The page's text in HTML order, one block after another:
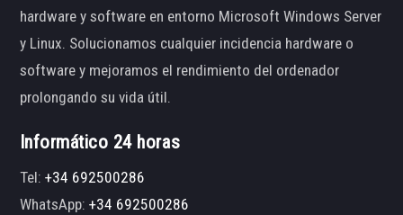
hardware y software en entorno Microsoft Windows Server
y Linux. Solucionamos cualquier incidencia hardware o
software y mejoramos el rendimiento del ordenador
prolongando su vida útil.
Informático 24 horas
Tel:+34 692500286
WhatsApp:+34 692500286